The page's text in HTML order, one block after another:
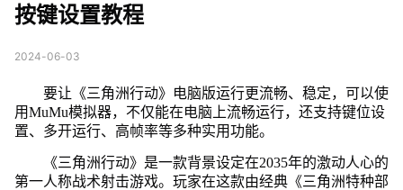
按键设置教程
2024-06-03
要让《三角洲行动》电脑版运行更流畅、稳定，可以使
用MuMu模拟器，不仅能在电脑上流畅运行，还支持键位设
置、多开运行、高帧率等多种实用功能。
《三角洲行动》是一款背景设定在2035年的激动人心的
第一人称战术射击游戏。玩家在这款由经典《三角洲特种部